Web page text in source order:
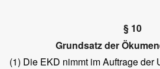
§ 10
Grundsatz der
(1) Die EKD nimmt im Auftrage der